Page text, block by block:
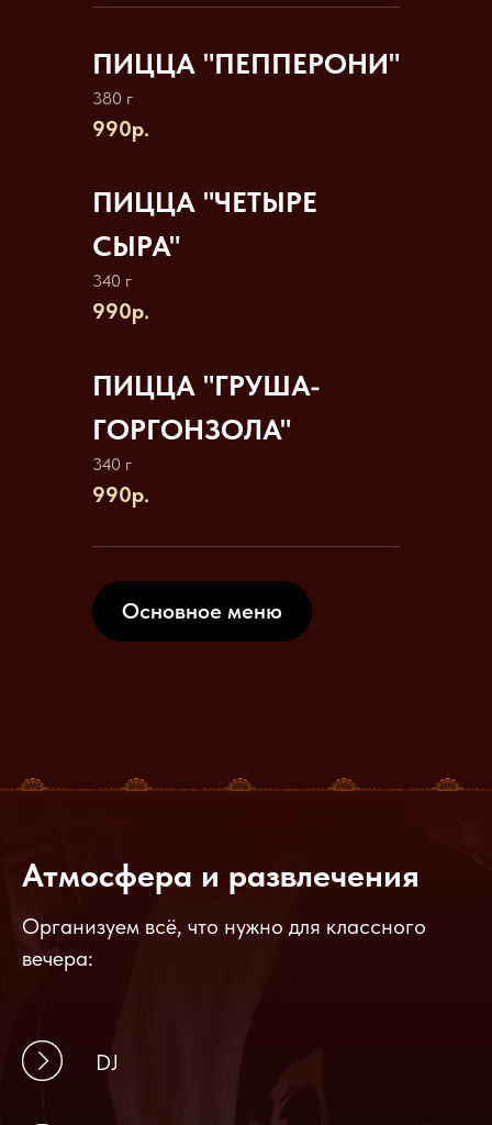
ПИЦЦА "ПЕППЕРОНИ"
380 г
990р.
ПИЦЦА "ЧЕТЫРЕ
СЫРА"
340 г
990р.
ПИЦЦА "ГРУША-
ГОРГОНЗОЛА"
340 г
990р.
Основное меню
Атмосфера и развлечения
Организуем всё, что нужно для классного
вечера:
DJ